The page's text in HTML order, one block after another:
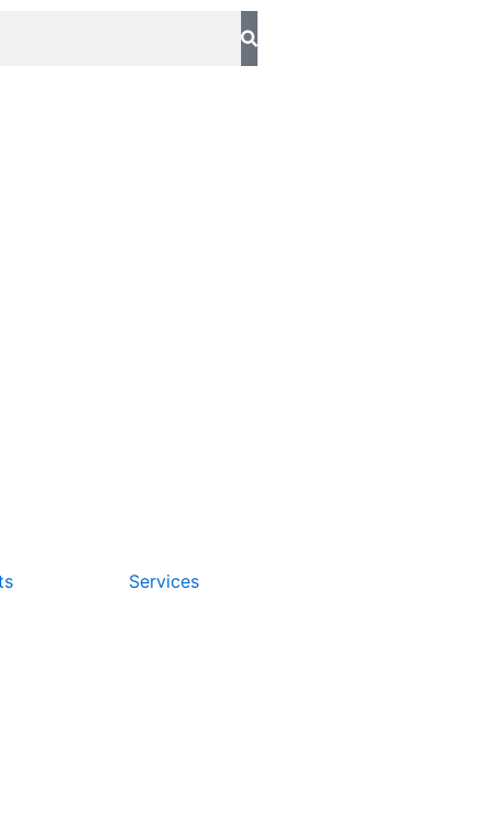
Services